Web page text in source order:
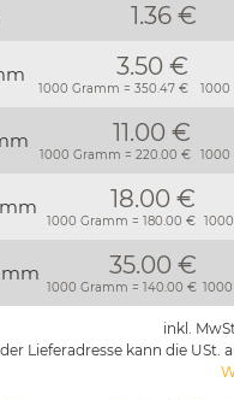
1.36 €
3.50 €
1000 Gramm = 350.47 € 1000
11.00 €
1000 Gramm = 220.00 € 1000
18.00 €
1000 Gramm = 180.00 €
35.00 €
1000 Gramm = 140.00 €
inkl.
Lieferadresse kann die USt.